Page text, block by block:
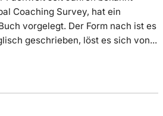
Coaching Survey, hat ein
vorgelegt. Der Form nach ist es
geschrieben, löst es sich von...